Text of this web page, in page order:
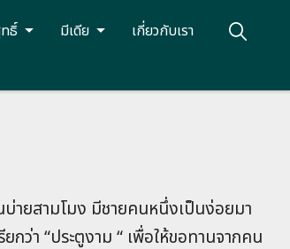
ธิ์ มีเดีย เกี่ยวกับเรา
บ่ายสามโมง มีชายคนหนึ่งเป็นง่อยมา
กว่า “ประตูงาม “ เพื่อให้ขอทานจากคน